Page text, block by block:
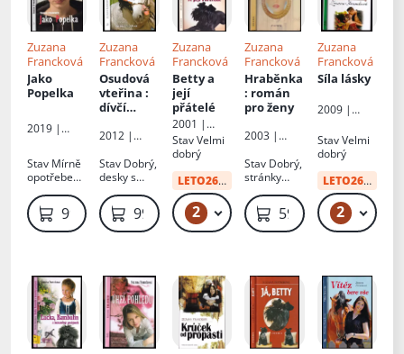
Zuzana
Francková
Jako
Popelka
2019 |
Stav Mírně
opotřebená
, rozlepená
vazba, vše
drží
99 Kč
Zuzana
Francková
Osudová
vteřina:
dívčí
2012 |
Rybníček -
vyd.Akcent
Stav Dobrý,
desky s
polepkou
99 Kč
Zuzana
Francková
Betty a
její
přátelé
2001 |
Petra
StavVelmi
dobrý
LETO26od: 34 Kč
2 49 Kč
Zuzana
Francková
Hraběnka
: román
pro ženy
2003 |
Stav Dobrý,
stránky
zvlněné
59 Kč
Zuzana
Francková
Síla lásky
2009 |
StavVelmi
dobrý
LETO26od:
2 49 Kč